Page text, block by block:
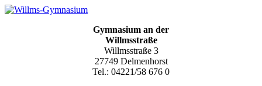
Gymnasium an der
Willmsstraße
Willmsstraße 3
27749 Delmenhorst
Tel.: 04221/58 676 0